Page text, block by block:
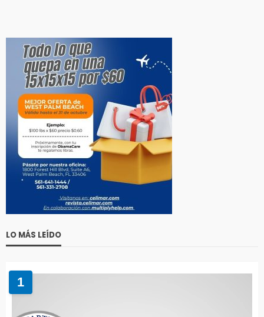
LO MÁS LEÍDO
1